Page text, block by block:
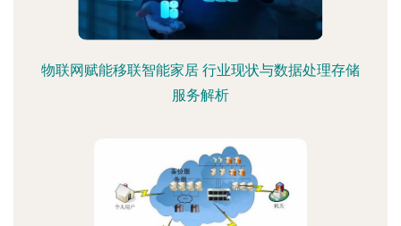
物联网赋能移联智能家居 行业现状与数据处理存储
服务解析